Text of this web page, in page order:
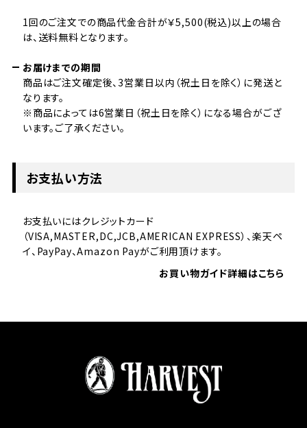
1回のご注文での商品代金合計が￥5,500(税込)以上の場合
は、送料無料となります。
お届けまでの期間
商品はご注文確定後、3営業日以内（祝土日を除く）に発送と
なります。
※商品によっては6営業日（祝土日を除く）になる場合がござ
います。ご了承ください。
お支払い方法
お支払いにはクレジットカード
（VISA,MASTER,DC,JCB,AMERICAN EXPRESS）、楽天ペ
イ、PayPay、Amazon Payがご利用頂けます。
お買い物ガイド詳細はこちら